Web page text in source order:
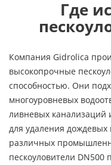
Где
Компания Gidrolica
высокопрочные
способностью. Они
многоуровневых
ливневых канализаций
для удаления
различных
пескоуловители